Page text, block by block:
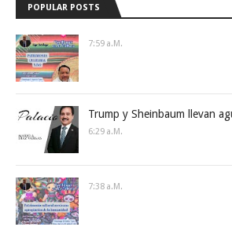
POPULAR POSTS
7:59 A.m.
Trump y Sheinbaum llevan
6:29 A.m.
7:38 A.m.